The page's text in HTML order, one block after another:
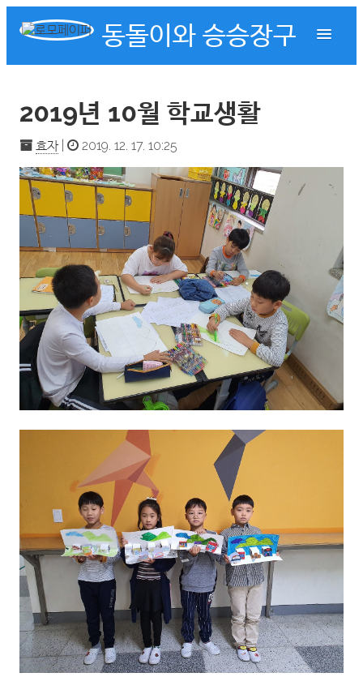
동돌이와 승승장구
2019년 10월 학교생활
효자| 2019. 12. 17. 10:25